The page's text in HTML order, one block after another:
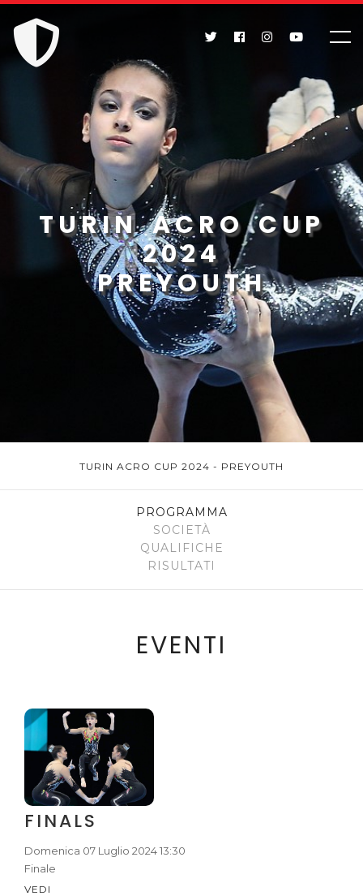
TURIN ACRO CUP
2024
PREYOUTH
TURIN ACRO CUP 2024 - PREYOUTH
PROGRAMMA
SOCIETÀ
QUALIFICHE
RISULTATI
EVENTI
FINALS
Domenica 07 Luglio 2024 13:30
Finale
VEDI